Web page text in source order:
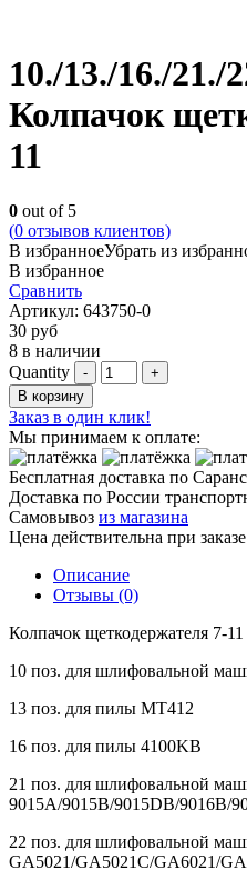
10./13./16./21./
Колпачок
11
0 out of 5
(0 отзывов клиентов)
В избранноеУбрать из
В избранное
Сравнить
Артикул: 643750-0
30 руб
8 в наличии
Quantity
В корзину
Заказ в один клик!
Мы принимаем к оплате:
Бесплатная доставка по
Доставка по России
Самовывоз из магазина
Цена действительна при
Описание
Отзывы (0)
Колпачок щеткодержателя 7-11
10 поз. для шлифовальной
13 поз. для пилы MT412
16 поз. для пилы 4100KB
21 поз. для шлифовальной
9015A/9015B/9015DB/9016B/
22 поз. для шлифовальной
GA5021/GA5021C/GA6021/